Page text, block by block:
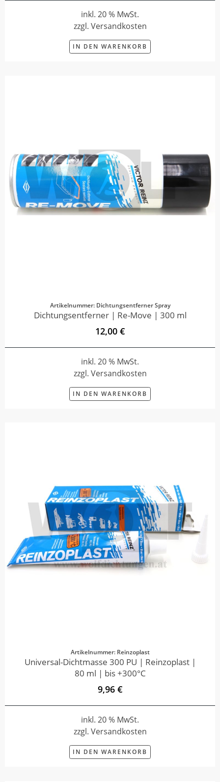
inkl. 20 % MwSt.
zzgl. Versandkosten
IN DEN WARENKORB
Artikelnummer: Dichtungsentferner Spray
Dichtungsentferner | Re-Move | 300 ml
12,00 €
inkl. 20 % MwSt.
zzgl. Versandkosten
IN DEN WARENKORB
Artikelnummer: Reinzoplast
Universal-Dichtmasse 300 PU | Reinzoplast |
80 ml | bis +300°C
9,96 €
inkl. 20 % MwSt.
zzgl. Versandkosten
IN DEN WARENKORB